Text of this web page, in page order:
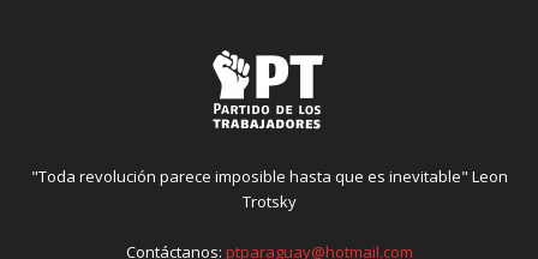
"Toda revolución parece imposible hasta que es inevitable" Leon
Trotsky
Contáctanos: ptparaguay@hotmail.com